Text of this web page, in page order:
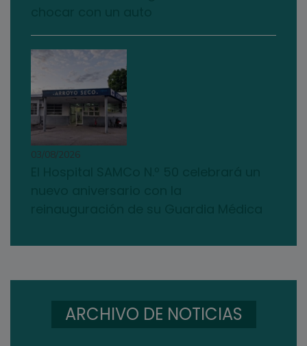
03/08/2026
ARCHIVO DE NOTICIAS